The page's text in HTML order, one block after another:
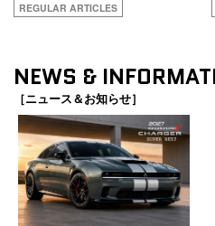
REGULAR ARTICLES
NEWS &
［ニュース＆お知らせ］